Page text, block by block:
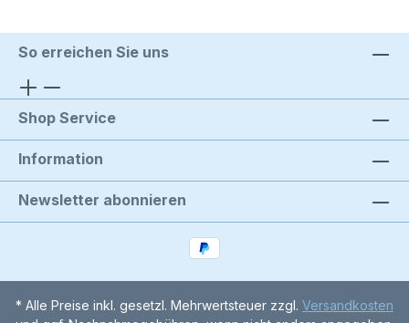
So erreichen Sie uns
Shop Service
Information
Newsletter abonnieren
* Alle Preise inkl. gesetzl. Mehrwertsteuer zzgl. Versandkosten